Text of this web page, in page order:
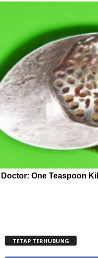
Doctor: One Teaspoon
TETAP TERHUBUNG